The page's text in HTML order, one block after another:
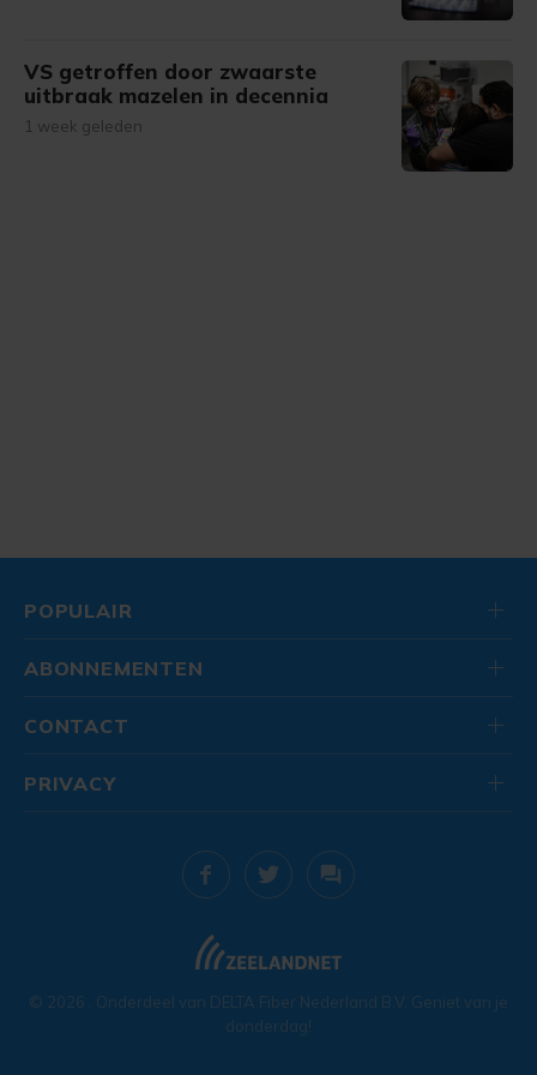
VS getroffen door zwaarste
uitbraak mazelen in decennia
1 week geleden
POPULAIR
ABONNEMENTEN
CONTACT
© 2026 . Onderdeel van DELTA Fiber Nederland B.V. Geniet van je
donderdag!
PRIVACY